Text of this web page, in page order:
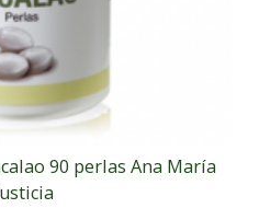
90 perlas Ana María